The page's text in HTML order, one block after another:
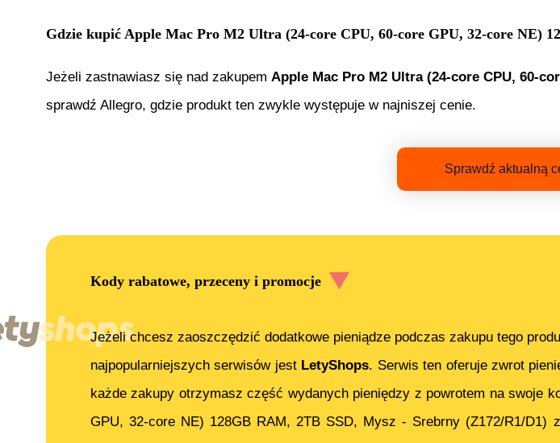
Gdzie kupić Apple Mac Pro M2 Ultra (24-core CPU, 60-core GPU, 32-core NE)
Jeżeli zastnawiasz się nad zakupem Apple Mac Pro M2 Ultra (24-core CPU, 60-
sprawdź Allegro, gdzie produkt ten zwykle występuje w najniszej cenie.
Sprawdź aktualną
Kody rabatowe, przeceny i promocje
Jeżeli chcesz zaoszczędzić dodatkowe pieniądze podczas zakupu tego
najpopularniejszych serwisów jest LetyShops. Serwis ten oferuje zwrot
każde zakupy otrzymasz część wydanych pieniędzy z powrotem na swoje
GPU, 32-core NE) 128GB RAM, 2TB SSD, Mysz - Srebrny (Z172/R1/D1)